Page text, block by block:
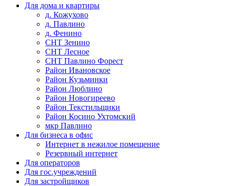
Для дома и квартиры
д. Кожухово
д. Павлино
д. Фенино
СНТ Зенино
СНТ Лесное
СНТ Павлино Форест
Район Ивановское
Район Кузьминки
Район Люблино
Район Новогиреево
Район Текстильщики
Район Косино Ухтомский
мкр Павлино
Для бизнеса в офис
Интернет в нежилое помещение
Резервный интернет
Для операторов
Для гос.учреждений
Для застройщиков